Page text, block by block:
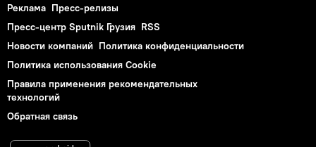
Реклама Пресс-релизы
Пресс-центр Sputnik Грузия RSS
Новости компаний Политика конфиденциальности
Политика использования Cookie
Правила применения рекомендательных
технологий
Обратная связь